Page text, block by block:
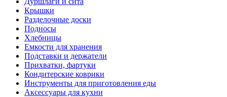
Крышки
Разделочные доски
Подносы
Хлебницы
Емкости для хранения
Подставки и держатели
Прихватки, фартуки
Кондитерские коврики
Инструменты для приготовления еды
Аксессуары для кухни